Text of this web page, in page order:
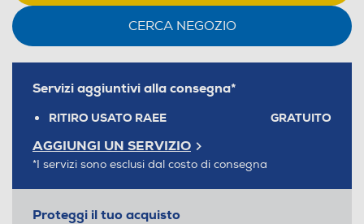
CERCA NEGOZIO
Servizi aggiuntivi alla consegna*
RITIRO USATO RAEE GRATUITO
AGGIUNGI UN SERVIZIO
*I servizi sono esclusi dal costo di consegna
Proteggi il tuo acquisto